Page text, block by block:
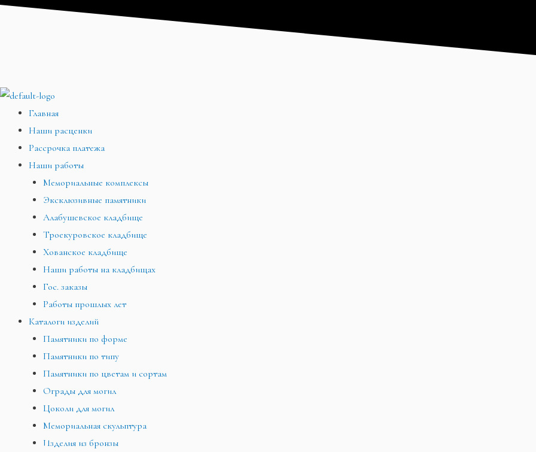
Перейти
Меню
Главная
Наши расценки
Рассрочка платежа
Наши работы
Мемориальные комплексы
Эксклюзивные памятники
Алабушевское кладбище
Троекуровское кладбище
Хованское кладбище
Наши работы на кладбищах
Гос. заказы
Работы прошлых лет
Каталоги изделий
Памятники по форме
Памятники по типу
Памятники по цветам и сортам
Ограды для могил
Цоколи для могил
Мемориальная скульптура
Изделия из бронзы
Меню
Меню